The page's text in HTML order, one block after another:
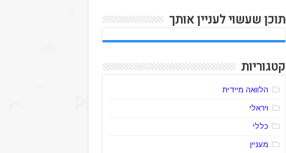
תוכן שעשוי לעניין אותך
קטגוריות
הלוואה מיידית
ויראלי
כללי
מעניין